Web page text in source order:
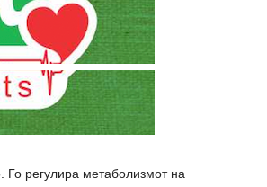
Го регулира метаболизмот на